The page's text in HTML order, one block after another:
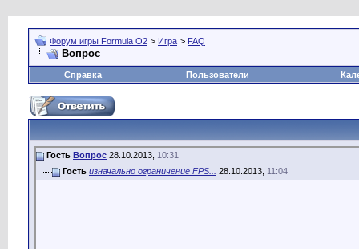
Форум игры Formula O2 > Игра > FAQ
Вопрос
Справка Пользователи
Гость Вопрос 28.10.2013, 10:31
Гость изначально ограничение FPS... 28.10.2013, 11:04